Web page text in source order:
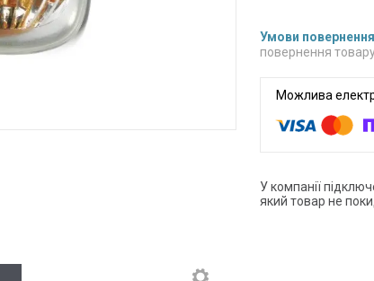
повернення
У компанії
який товар не